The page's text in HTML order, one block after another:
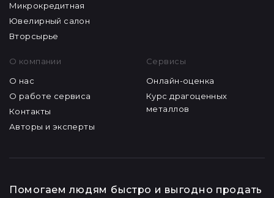
Микрокредитная
Ювелирный салон
Вторсырье
О компании
О нас
О работе сервиса
Контакты
Авторы и эксперты
Сервисы
Онлайн-оценка
Курс драгоценных
металлов
Помогаем людям быстро и выгодно продать